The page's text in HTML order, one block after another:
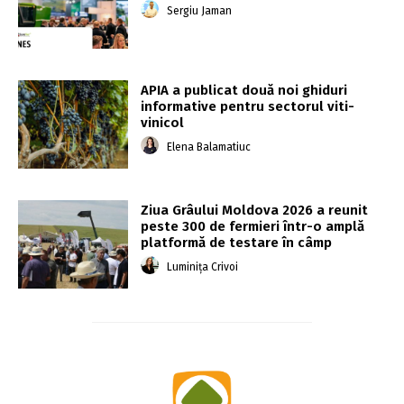
Sergiu Jaman
APIA a publicat două noi ghiduri
informative pentru sectorul viti-
vinicol
Elena Balamatiuc
Ziua Grâului Moldova 2026 a reunit
peste 300 de fermieri într-o amplă
platformă de testare în câmp
Luminița Crivoi